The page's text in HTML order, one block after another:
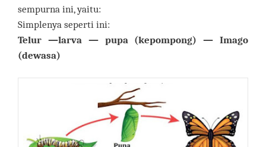
sempurna ini, yaitu:
Simplenya seperti ini:
Telur —larva — pupa (kepompong) — Imago
(dewasa)